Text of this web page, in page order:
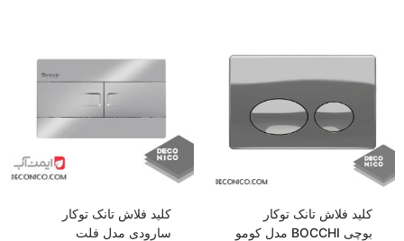
کلید فلاش تانک توکار
بوچی BOCCHI مدل کومو
کلید فلاش تانک توکار
سارودی مدل فلت